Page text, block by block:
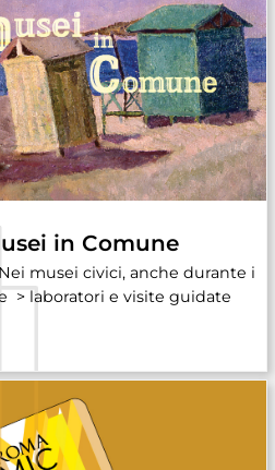
in Comune
musei civici, anche durante i
> laboratori e visite guidate